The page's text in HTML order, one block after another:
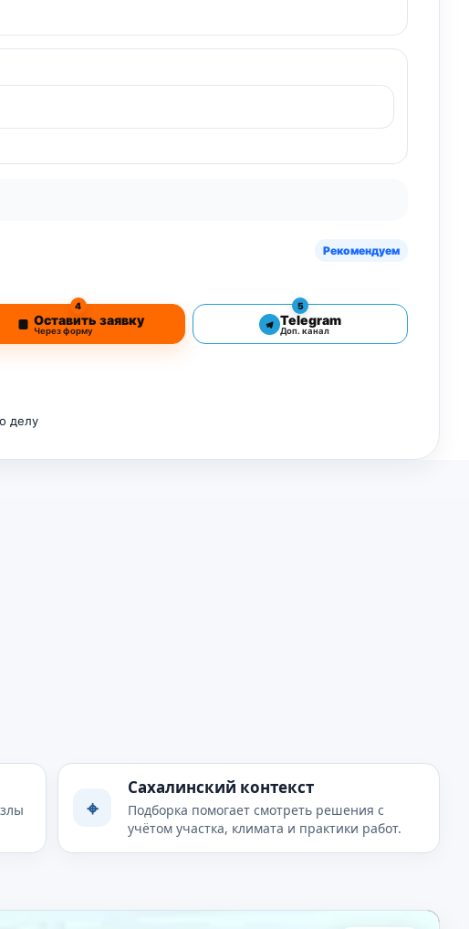
Рекомендуем
4
Оставить заявку
Через форму
5
Telegram
Доп. канал
делу
⌖
Сахалинский контекст
Подборка помогает смотреть решения с
учётом участка, климата и практики работ.